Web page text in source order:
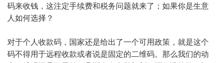
码来收钱，这注定手续费和税务问题就来了；如果你是生意
人如何选择？
对于个人收款码，国家还是给出了一个可用政策，就是这个
码不得用于远程收款或者说是固定的二维码。那么我们的动